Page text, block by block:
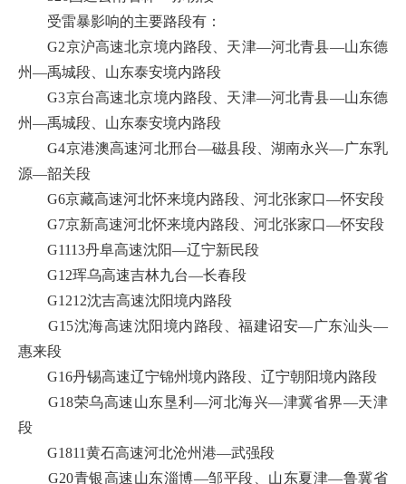
受雷暴影响的主要路段有：
G2京沪高速北京境内路段、天津—河北青县—山东德
州—禹城段、山东泰安境内路段
G3京台高速北京境内路段、天津—河北青县—山东德
州—禹城段、山东泰安境内路段
G4京港澳高速河北邢台—磁县段、湖南永兴—广东乳
源—韶关段
G6京藏高速河北怀来境内路段、河北张家口—怀安段
G7京新高速河北怀来境内路段、河北张家口—怀安段
G1113丹阜高速沈阳—辽宁新民段
G12珲乌高速吉林九台—长春段
G1212沈吉高速沈阳境内路段
G15沈海高速沈阳境内路段、福建诏安—广东汕头—
惠来段
G16丹锡高速辽宁锦州境内路段、辽宁朝阳境内路段
G18荣乌高速山东垦利—河北海兴—津冀省界—天津
段
G1811黄石高速河北沧州港—武强段
G20青银高速山东淄博—邹平段、山东夏津—鲁冀省